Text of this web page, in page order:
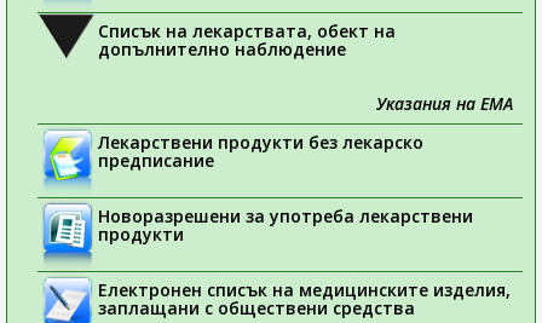
Списък на лекарствата, обект на
допълнително наблюдение
Указания на ЕМА
Лекарствени продукти без лекарско
предписание
Новоразрешени за употреба лекарствени
продукти
Електронен списък на медицинските изделия,
заплащани с обществени средства